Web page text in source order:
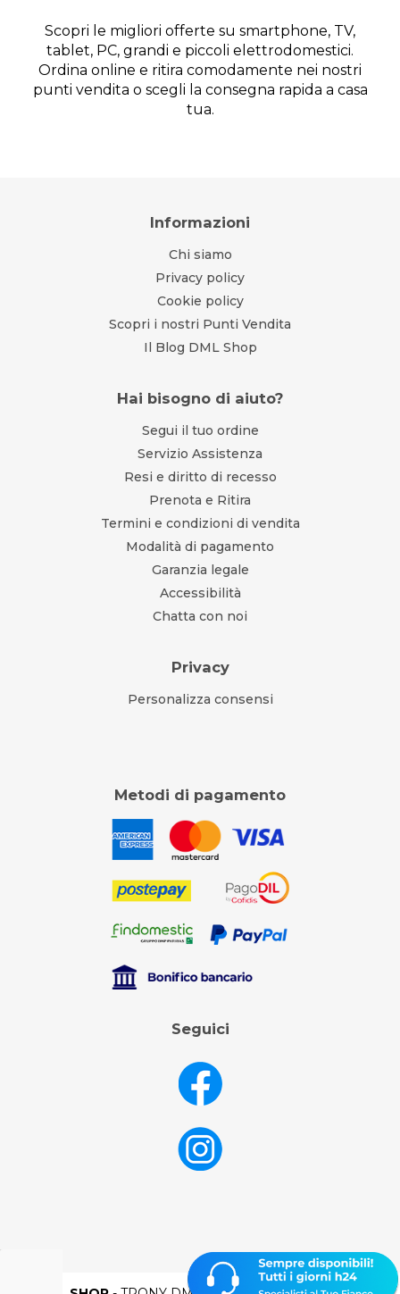
Scopri le migliori offerte su smartphone, TV,
tablet, PC, grandi e piccoli elettrodomestici.
Ordina online e ritira comodamente nei nostri
punti vendita o scegli la consegna rapida a casa
tua.
Informazioni
Chi siamo
Privacy policy
Cookie policy
Scopri i nostri Punti Vendita
Il Blog DML Shop
Hai bisogno di aiuto?
Segui il tuo ordine
Servizio Assistenza
Resi e diritto di recesso
Prenota e Ritira
Termini e condizioni di vendita
Modalità di pagamento
Garanzia legale
Accessibilità
Chatta con noi
Privacy
Personalizza consensi
Metodi di pagamento
Seguici